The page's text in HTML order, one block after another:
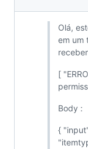
Olá,
em um
[
Body :
{